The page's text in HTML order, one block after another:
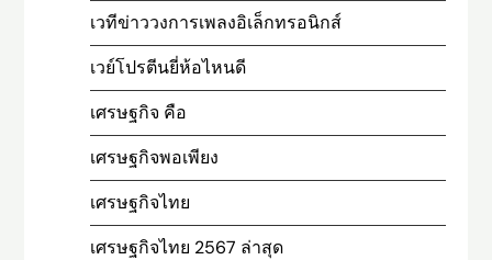
เวทีข่าววงการเพลงอิเล็กทรอนิกส์
เวย์โปรตีนยี่ห้อไหนดี
เศรษฐกิจ คือ
เศรษฐกิจพอเพียง
เศรษฐกิจไทย
เศรษฐกิจไทย 2567 ล่าสุด